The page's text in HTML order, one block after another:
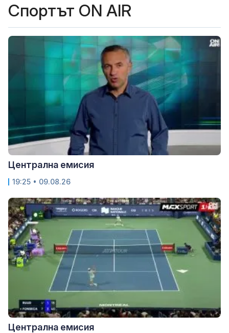
Спортът ON AIR
Централна емисия
19:25 • 09.08.26
Централна емисия